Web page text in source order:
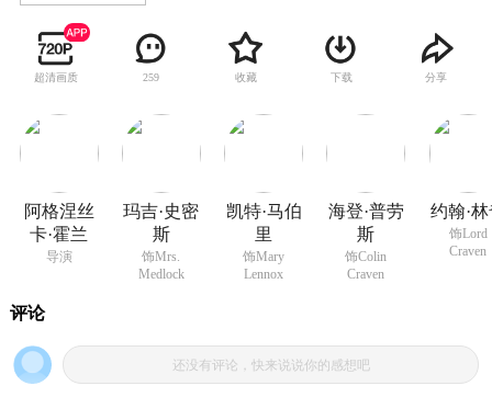
的秋千上掉下来摔死的，为此克莱文认为那个花
园是不祥的，吩咐永远将花园门锁上，并把钥匙
藏在姨妈的小柜里，并一直不愿见到儿子怕受到
鸟找到了花园门，并用门钥匙打开了花园的门。
玛丽在庄园里发现克莱文儿子科林，他因病魔缠
林。后来，科林在玛丽和迪肯的陪伴下开始坐轮
椅去秘密的花园游玩，科林也在玛丽和迪肯鼓励
下克服了走路的恐惧。后来，克莱文梦见妻子呼
唤他回家，克莱文便回家了。他赶快去了秘密的
超清画质 259 收藏 下载 分享
阿格涅丝
卡·霍兰
导演
玛吉·史密
斯
饰Mrs.
Medlock
凯特·马伯
里
饰Mary
Lennox
海登·普劳
斯
饰Colin
Craven
约翰·
饰Lord
Craven